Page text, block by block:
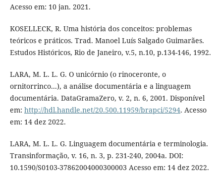
Acesso em: 10 jan. 2021.
KOSELLECK, R. Uma história dos conceitos: problemas
teóricos e práticos. Trad. Manoel Luís Salgado Guimarães.
Estudos Históricos, Rio de Janeiro, v.5, n.10, p.134-146, 1992.
LARA, M. L. L. G. O unicórnio (o rinoceronte, o
ornitorrinco...), a análise documentária e a linguagem
documentária. DataGramaZero, v. 2, n. 6, 2001. Disponível
em: http://hdl.handle.net/20.500.11959/brapci/5294. Acesso
em: 14 dez 2022.
LARA, M. L. L. G. Linguagem documentária e terminologia.
Transinformação, v. 16, n. 3, p. 231-240, 2004a. DOI:
10.1590/S0103-37862004000300003 Acesso em: 14 dez 2022.